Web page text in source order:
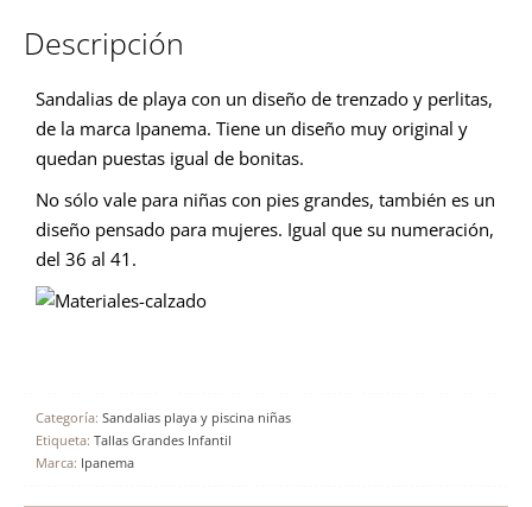
Descripción
Sandalias de playa con un diseño de trenzado y perlitas,
de la marca Ipanema. Tiene un diseño muy original y
quedan puestas igual de bonitas.
No sólo vale para niñas con pies grandes, también es un
diseño pensado para mujeres. Igual que su numeración,
del 36 al 41.
Categoría: Sandalias playa y piscina niñas
Etiqueta: Tallas Grandes Infantil
Marca: Ipanema